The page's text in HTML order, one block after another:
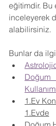
eğitimdir. Bu
inceleyerek
alabilirsiniz.
Bunlar da
1.Ev
1.Evde